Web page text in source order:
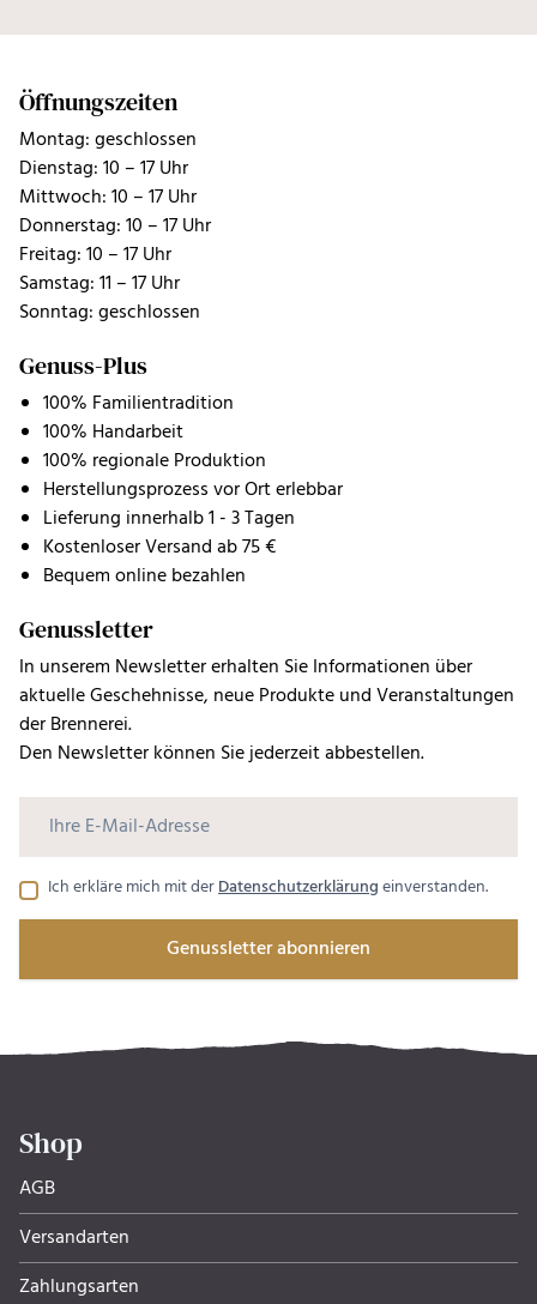
Öffnungszeiten
Montag: geschlossen
Dienstag: 10 – 17 Uhr
Mittwoch: 10 – 17 Uhr
Donnerstag: 10 – 17 Uhr
Freitag: 10 – 17 Uhr
Samstag: 11 – 17 Uhr
Sonntag: geschlossen
Genuss-Plus
100% Familientradition
100% Handarbeit
100% regionale Produktion
Herstellungsprozess vor Ort erlebbar
Lieferung innerhalb 1 - 3 Tagen
Kostenloser Versand ab 75 €
Bequem online bezahlen
Genussletter
In unserem Newsletter erhalten Sie Informationen über
aktuelle Geschehnisse, neue Produkte und Veranstaltungen
der Brennerei.
Den Newsletter können Sie jederzeit abbestellen.
Ich erkläre mich mit derDatenschutzerklärungeinverstanden.
Genussletter abonnieren
Shop
AGB
Versandarten
Zahlungsarten